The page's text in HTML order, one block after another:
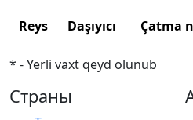
Reys Daşıyıcı Çatma
* - Yerli vaxt qeyd olunub
Страны